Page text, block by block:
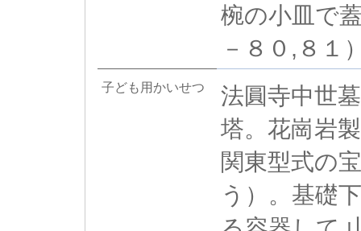
椀の小皿で
－８０,８１
子ども用かいせつ
法圓寺中世
塔。花崗岩
関東型式の
う）。基礎